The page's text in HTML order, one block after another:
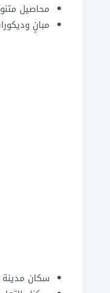
محاصيل
مبانٍ
سكان مدينة